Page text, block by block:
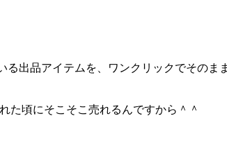
出品アイテムを、ワンクリックでそのま
た頃にそこそこ売れるんですから＾＾